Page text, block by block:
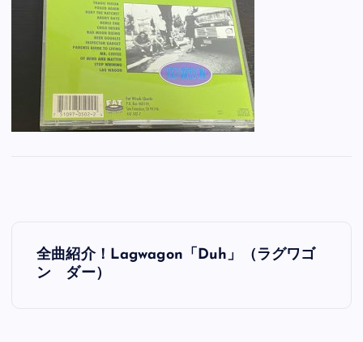
投
稿
全曲紹介！Lagwagon「Duh」（ラグワゴ
ン ダー）